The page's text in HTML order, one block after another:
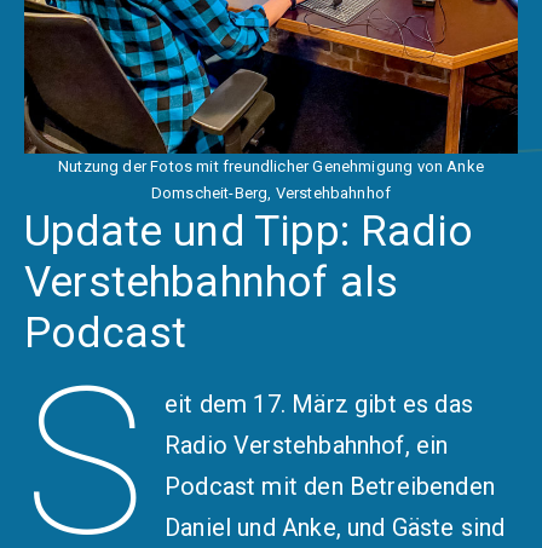
Nutzung der Fotos mit freundlicher Genehmigung von Anke
Domscheit-Berg, Verstehbahnhof
Update und Tipp: Radio
Verstehbahnhof als
Podcast
S
eit dem 17. März gibt es das
Radio Verstehbahnhof, ein
Podcast mit den Betreibenden
Daniel und Anke, und Gäste sind